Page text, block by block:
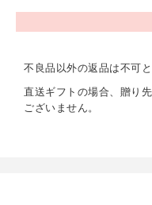
今治認定番号
不良品以外の返品は不可
直送ギフトの場合、贈り
ございません。